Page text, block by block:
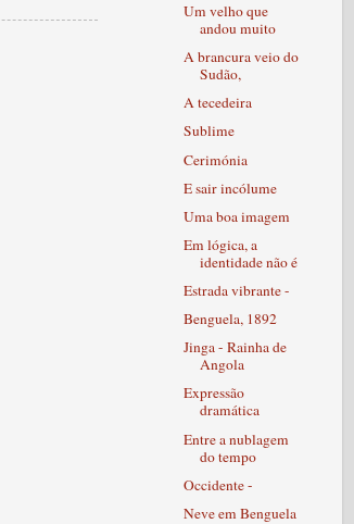
Um velho que
andou muito
A brancura veio do
Sudão,
A tecedeira
Sublime
Cerimónia
E sair incólume
Uma boa imagem
Em lógica, a
identidade não é
Estrada vibrante -
Benguela, 1892
Jinga - Rainha de
Angola
Expressão
dramática
Entre a nublagem
do tempo
Occidente -
Neve em Benguela